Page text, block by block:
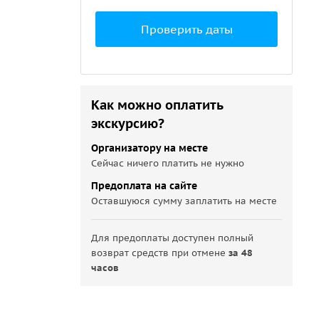
Проверить даты
Как можно оплатить
экскурсию?
Организатору на месте
Сейчас ничего платить не нужно
Предоплата на сайте
Оставшуюся сумму заплатить на месте
Для предоплаты доступен полный
возврат средств при отменеза 48
часов